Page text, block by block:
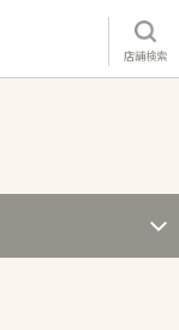
店舗検索